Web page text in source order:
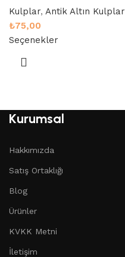
Kulplar, Antik Altın Kulplar
₺75,00
Seçenekler
Kurumsal
Hakkımızda
Satış Ortaklığı
Blog
Ürünler
KVKK Metni
İletişim